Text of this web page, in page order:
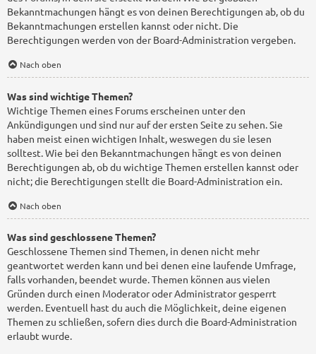
Bekanntmachungen hängt es von deinen Berechtigungen ab, ob du
Bekanntmachungen erstellen kannst oder nicht. Die
Berechtigungen werden von der Board-Administration vergeben.
Nach oben
Was sind wichtige Themen?
Wichtige Themen eines Forums erscheinen unter den
Ankündigungen und sind nur auf der ersten Seite zu sehen. Sie
haben meist einen wichtigen Inhalt, weswegen du sie lesen
solltest. Wie bei den Bekanntmachungen hängt es von deinen
Berechtigungen ab, ob du wichtige Themen erstellen kannst oder
nicht; die Berechtigungen stellt die Board-Administration ein.
Nach oben
Was sind geschlossene Themen?
Geschlossene Themen sind Themen, in denen nicht mehr
geantwortet werden kann und bei denen eine laufende Umfrage,
falls vorhanden, beendet wurde. Themen können aus vielen
Gründen durch einen Moderator oder Administrator gesperrt
werden. Eventuell hast du auch die Möglichkeit, deine eigenen
Themen zu schließen, sofern dies durch die Board-Administration
erlaubt wurde.